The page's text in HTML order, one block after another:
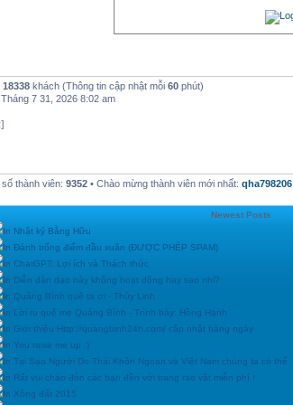
18338 khách (Thông tin cập nhật mỗi 60 phút)
7 31, 2026 8:02 am
số thành viên: 9352 • Chào mừng thành viên mới nhất: qha798206
Newest Posts
In Nhật ký Bằng Hữu
In Đánh trống điểm đầu xuân (ĐƯỢC PHÉP SPAM)
In ChatGPT: Lợi ích và Thách thức
In Diễn đàn dạo này không hoạt động hay sao nhỉ?
In Quảng Bình quê ta ơi - Thùy Linh
In Lời ru quê mẹ Quảng Bình - Trình bày: Hồng Hạnh
In Giới thiệu Http://quangbinh24h.com/ cập nhật hàng ngày
In You raise me up :)
In Tại Sao Người Do Thái Khôn Ngoan và Việt Nam chúng ta có thể
In Rất vui chào đón các bạn đền với trang rao vặt miễn phí !
In Xông đất 2015